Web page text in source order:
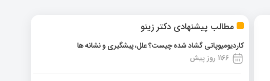
مطالب پیشنهادی دکتر زینو
کاردیومیوپاتی گشاد شده چیست؟ علل، پیشگیری و نشانه ها
1166 روز پیش